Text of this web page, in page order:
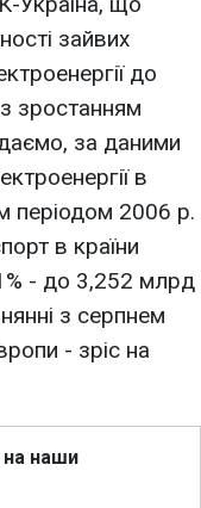
зайвих
до
зростанням
за даними
в
періодом 2006 р.
в країни
- до 3,252 млрд
з серпнем
- зріс на
на наши